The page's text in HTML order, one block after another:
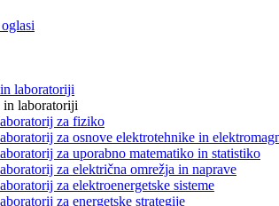
laboratoriji
in laboratoriji
za fiziko
za osnove elektrotehnike in
za uporabno matematiko in statistiko
za električna omrežja in naprave
za elektroenergetske sisteme
za energetske strategije